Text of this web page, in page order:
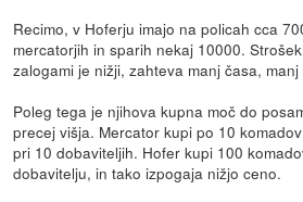
Recimo, v Hoferju imajo na policah cca
mercatorjih in sparih nekaj 10000.
zalogami je nižji, zahteva manj časa,
Poleg tega je njihova kupna moč do
precej višja. Mercator kupi po 10
pri 10 dobaviteljih. Hofer kupi 100
dobavitelju, in tako izpogaja nižjo ceno.